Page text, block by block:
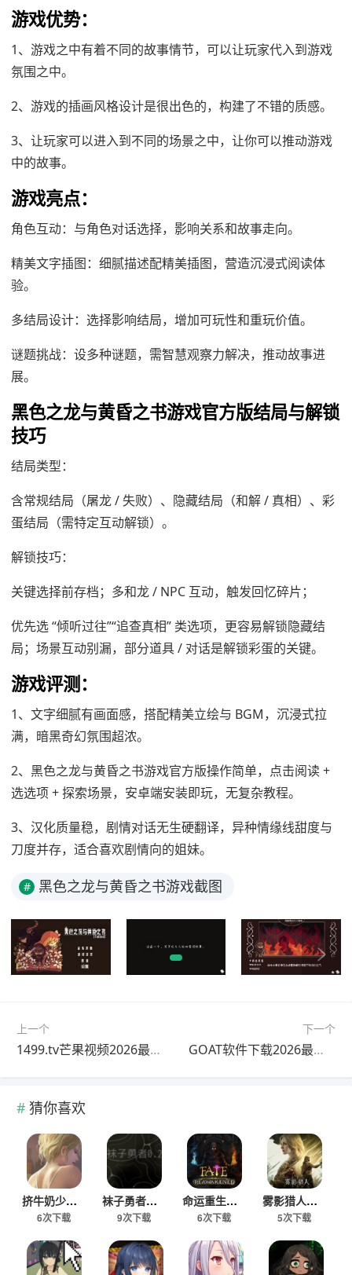
游戏优势：
1、游戏之中有着不同的故事情节，可以让玩家代入到游戏
氛围之中。
2、游戏的插画风格设计是很出色的，构建了不错的质感。
3、让玩家可以进入到不同的场景之中，让你可以推动游戏
中的故事。
游戏亮点：
角色互动：与角色对话选择，影响关系和故事走向。
精美文字插图：细腻描述配精美插图，营造沉浸式阅读体
验。
多结局设计：选择影响结局，增加可玩性和重玩价值。
谜题挑战：设多种谜题，需智慧观察力解决，推动故事进
展。
黑色之龙与黄昏之书游戏官方版结局与解锁
技巧
结局类型：
含常规结局（屠龙 / 失败）、隐藏结局（和解 / 真相）、彩
蛋结局（需特定互动解锁）。
解锁技巧：
关键选择前存档；多和龙 / NPC 互动，触发回忆碎片；
优先选 “倾听过往”“追查真相” 类选项，更容易解锁隐藏结
局；场景互动别漏，部分道具 / 对话是解锁彩蛋的关键。
游戏评测：
1、文字细腻有画面感，搭配精美立绘与 BGM，沉浸式拉
满，暗黑奇幻氛围超浓。
2、黑色之龙与黄昏之书游戏官方版操作简单，点击阅读 +
选选项 + 探索场景，安卓端安装即玩，无复杂教程。
3、汉化质量稳，剧情对话无生硬翻译，异种情缘线甜度与
刀度并存，适合喜欢剧情向的姐妹。
# 黑色之龙与黄昏之书游戏截图
上一个
1499.tv​芒果视频2026最新版
下一个
GOAT软件下载2026最新版
猜你喜欢
挤牛奶少女手游最新版
6次下载
袜子勇者安卓下载安装
9次下载
命运重生解锁版下载
6次下载
雾影猎人安卓移植版
5次下载